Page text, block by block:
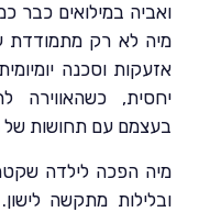
ואביה במילואים כבר
מיה לא רק מתמודדת
אזעקות וסכנה
יחסית, כשהאווירה
בעצמם עם תחושות
מיה הפכה לילדה
ובלילות מתקשה